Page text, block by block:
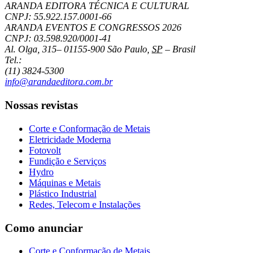
ARANDA EDITORA TÉCNICA E CULTURAL
CNPJ: 55.922.157.0001-66
ARANDA EVENTOS E CONGRESSOS 2026
CNPJ: 03.598.920/0001-41
Al. Olga, 315– 01155-900 São Paulo SP – Brasil
Tel.:
(11) 3824-5300
info@arandaeditora.com.br
Nossas revistas
Corte e Conformação de Metais
Eletricidade Moderna
Fotovolt
Fundição e Serviços
Hydro
Máquinas e Metais
Plástico Industrial
Redes, Telecom e Instalações
Como anunciar